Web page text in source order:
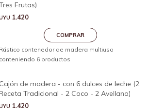
Frutas)
1.420
Rústico contenedor de madera multiuso
conteniendo 6 productos
Cajón de madera - con 6 dulces de leche (2
Tradicional - 2 Coco - 2 Avellana)
1.420